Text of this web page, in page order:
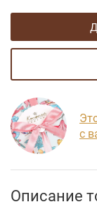
с
Описание